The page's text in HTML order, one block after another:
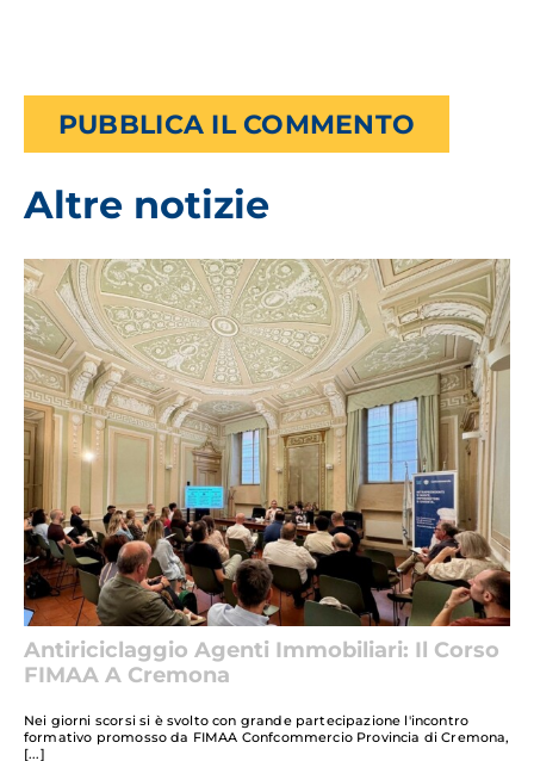
Altre notizie
Antiriciclaggio Agenti Immobiliari: Il Corso
FIMAA A Cremona
Nei giorni scorsi si è svolto con grande partecipazione l'incontro
formativo promosso da FIMAA Confcommercio Provincia di Cremona,